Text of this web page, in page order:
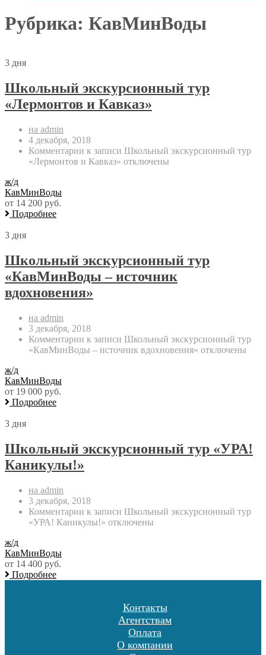
Рубрика: КавМинВоды
3 дня
Школьный экскурсионный тур
«Лермонтов и Кавказ»
на admin
4 декабря, 2018
Комментарии к записи Школьный экскурсионный тур
«Лермонтов и Кавказ» отключены
ж/д
КавМинВоды
от 14 200 руб.
Подробнее
3 дня
Школьный экскурсионный тур
«КавМинВоды – источник
вдохновения»
на admin
3 декабря, 2018
Комментарии к записи Школьный экскурсионный тур
«КавМинВоды – источник вдохновения» отключены
ж/д
КавМинВоды
от 19 000 руб.
Подробнее
3 дня
Школьный экскурсионный тур «УРА!
Каникулы!»
на admin
3 декабря, 2018
Комментарии к записи Школьный экскурсионный тур
«УРА! Каникулы!» отключены
ж/д
КавМинВоды
от 14 400 руб.
Подробнее
Контакты
Агентствам
Оплата
О компании